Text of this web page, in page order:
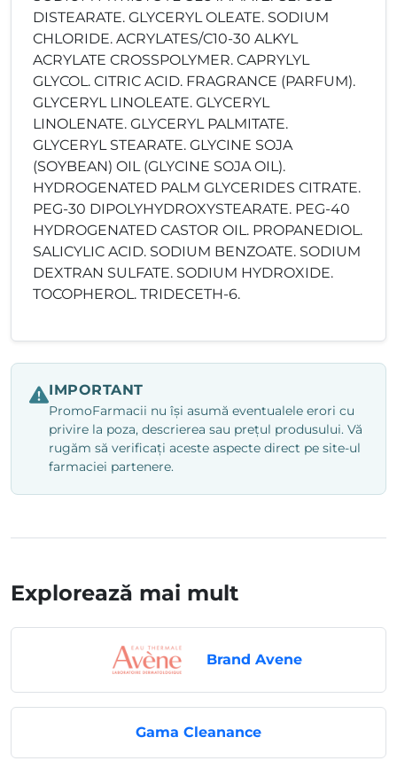
DISTEARATE. GLYCERYL OLEATE. SODIUM
CHLORIDE. ACRYLATES/C10-30 ALKYL
ACRYLATE CROSSPOLYMER. CAPRYLYL
GLYCOL. CITRIC ACID. FRAGRANCE (PARFUM).
GLYCERYL LINOLEATE. GLYCERYL
LINOLENATE. GLYCERYL PALMITATE.
GLYCERYL STEARATE. GLYCINE SOJA
(SOYBEAN) OIL (GLYCINE SOJA OIL).
HYDROGENATED PALM GLYCERIDES CITRATE.
PEG-30 DIPOLYHYDROXYSTEARATE. PEG-40
HYDROGENATED CASTOR OIL. PROPANEDIOL.
SALICYLIC ACID. SODIUM BENZOATE. SODIUM
DEXTRAN SULFATE. SODIUM HYDROXIDE.
TOCOPHEROL. TRIDECETH-6.
IMPORTANT
PromoFarmacii nu își asumă eventualele erori cu
privire la poza, descrierea sau prețul produsului. Vă
rugăm să verificați aceste aspecte direct pe site-ul
farmaciei partenere.
Explorează mai mult
Brand Avene
Gama Cleanance